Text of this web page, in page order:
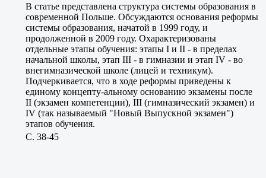
В статье представлена структура системы образования в
современной Польше. Обсуждаются основания реформы
системы образования, начатой в 1999 году, и
продолженной в 2009 году. Охарактеризованы
отдельные этапы обучения: этапы I и II - в пределах
начальной школы, этап III - в гимназии и этап IV - во
внегимназической школе (лицей и техникум).
Подчеркивается, что в ходе реформы приведены к
единому концепту-альному основанию экзамены после
II (экзамен компетенции), III (гимназический экзамен) и
IV (так называемый "Новый Выпускной экзамен")
этапов обучения.
C. 38-45